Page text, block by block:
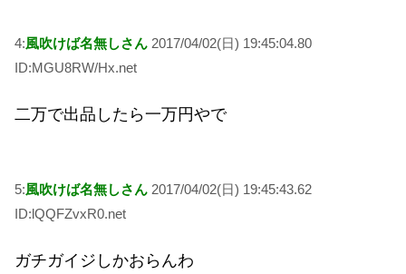
4:風吹けば名無しさん 2017/04/02(日) 19:45:04.80
ID:MGU8RW/Hx.net
二万で出品したら一万円やで
5:風吹けば名無しさん 2017/04/02(日) 19:45:43.62
ID:lQQFZvxR0.net
ガチガイジしかおらんわ